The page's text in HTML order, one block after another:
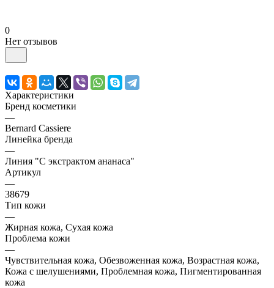
0
Нет отзывов
Характеристики
Бренд косметики
—
Bernard Cassiere
Линейка бренда
—
Линия "С экстрактом ананаса"
Артикул
—
38679
Тип кожи
—
Жирная кожа, Сухая кожа
Проблема кожи
—
Чувствительная кожа, Обезвоженная кожа, Возрастная кожа,
Кожа с шелушениями, Проблемная кожа, Пигментированная
кожа